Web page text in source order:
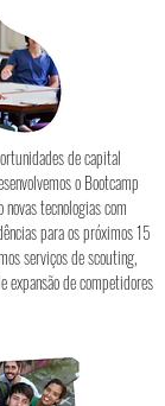
de capital
o Bootcamp
tecnologias com
para os próximos 15
serviços de scouting,
expansão de competidores